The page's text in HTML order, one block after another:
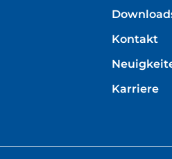
Kontakt
Karriere